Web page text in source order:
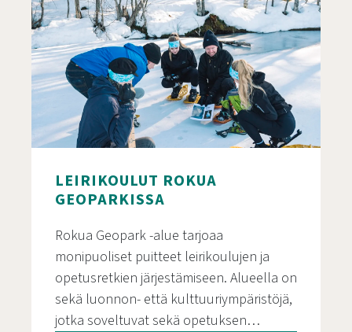
LEIRIKOULUT ROKUA
GEOPARKISSA
Rokua Geopark -alue tarjoaa
monipuoliset puitteet leirikoulujen ja
opetusretkien järjestämiseen. Alueella on
sekä luonnon- että kulttuuriympäristöjä,
jotka soveltuvat sekä opetuksen…